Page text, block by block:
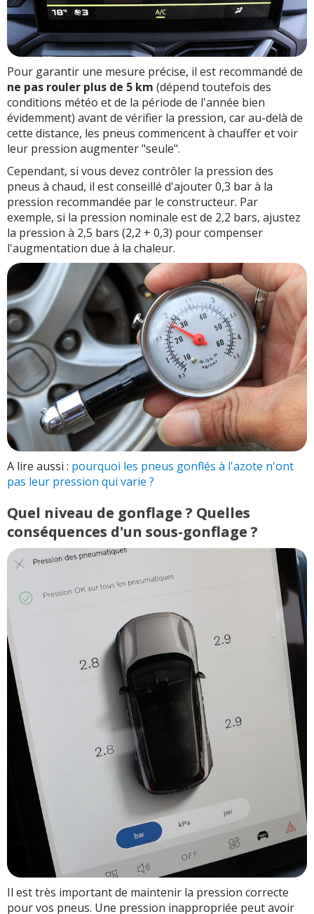
Pour garantir une mesure précise, il est recommandé de
ne pas rouler plus de 5 km (dépend toutefois des
conditions météo et de la période de l'année bien
évidemment) avant de vérifier la pression, car au-delà de
cette distance, les pneus commencent à chauffer et voir
leur pression augmenter "seule".
Cependant, si vous devez contrôler la pression des
pneus à chaud, il est conseillé d'ajouter 0,3 bar à la
pression recommandée par le constructeur. Par
exemple, si la pression nominale est de 2,2 bars, ajustez
la pression à 2,5 bars (2,2 + 0,3) pour compenser
l'augmentation due à la chaleur.
A lire aussi : pourquoi les pneus gonflés à l'azote n'ont
pas leur pression qui varie ?
Quel niveau de gonflage ? Quelles
conséquences d'un sous-gonflage ?
Il est très important de maintenir la pression correcte
pour vos pneus. Une pression inappropriée peut avoir